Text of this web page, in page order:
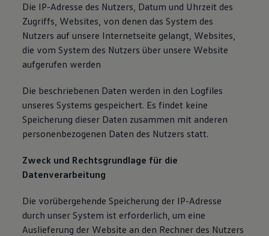
Die IP-Adresse des Nutzers, Datum und Uhrzeit des
Zugriffs, Websites, von denen das System des
Nutzers auf unsere Internetseite gelangt, Websites,
die vom System des Nutzers über unsere Website
aufgerufen werden
Die beschriebenen Daten werden in den Logfiles
unseres Systems gespeichert. Es findet keine
Speicherung dieser Daten zusammen mit anderen
personenbezogenen Daten des Nutzers statt.
Zweck und Rechtsgrundlage für die
Datenverarbeitung
Die vorübergehende Speicherung der IP-Adresse
durch unser System ist erforderlich, um eine
Auslieferung der Website an den Rechner des Nutzers